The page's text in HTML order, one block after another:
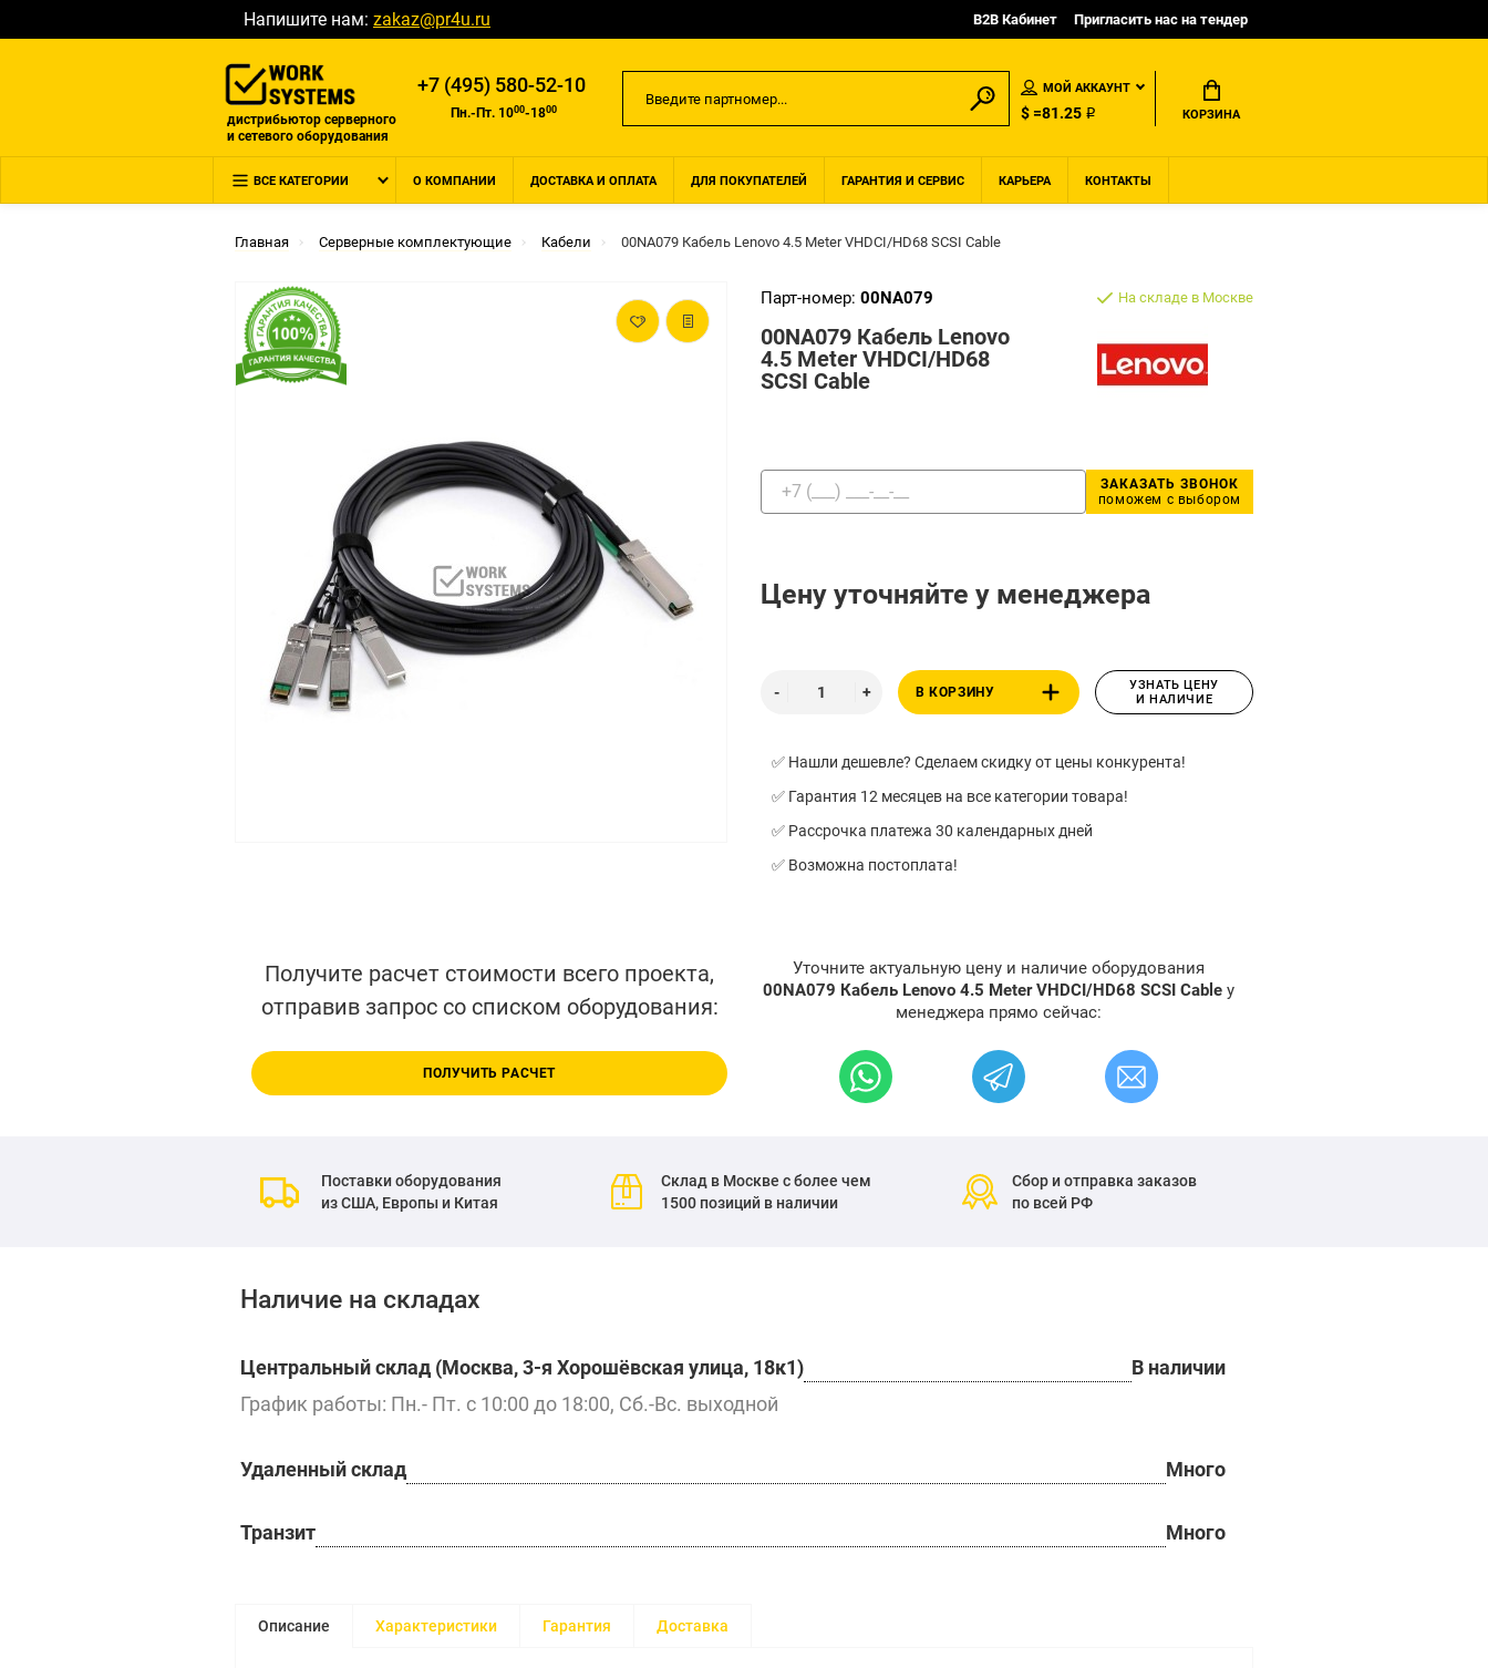
Напишите нам: zakaz@pr4u.ru B2B Кабинет Пригласить нас на тендер
дистрибьютор серверного
и сетевого оборудования
+7 (495) 580-52-10
Пн.-Пт. 1000-1800
МОЙ АККАУНТ
$ =81.25 ₽ КОРЗИНА
ВСЕ КАТЕГОРИИ О КОМПАНИИ ДОСТАВКА И ОПЛАТА ДЛЯ ПОКУПАТЕЛЕЙ ГАРАНТИЯ И СЕРВИС КАРЬЕРА КОНТАКТЫ
Главная Серверные комплектующие Кабели 00NA079 Кабель Lenovo 4.5 Meter VHDCI/HD68 SCSI Cable
Парт-номер: 00NA079
00NA079 Кабель Lenovo
4.5 Meter VHDCI/HD68
SCSI Cable
На складе в Москве
ЗАКАЗАТЬ ЗВОНОК
поможем с выбором
Цену уточняйте у менеджера
В КОРЗИНУ
УЗНАТЬ ЦЕНУ
И НАЛИЧИЕ
✅ Нашли дешевле? Сделаем скидку от цены конкурента!
✅ Гарантия 12 месяцев на все категории товара!
✅ Рассрочка платежа 30 календарных дней
✅ Возможна постоплата!
Получите расчет стоимости всего проекта,
отправив запрос со списком оборудования:
ПОЛУЧИТЬ РАСЧЕТ
Уточните актуальную цену и наличие оборудования
00NA079 Кабель Lenovo 4.5 Meter VHDCI/HD68 SCSI Cable у
менеджера прямо сейчас:
Поставки оборудования
из США, Европы и Китая
Склад в Москве с более чем
1500 позиций в наличии
Сбор и отправка заказов
по всей РФ
Наличие на складах
Центральный склад (Москва, 3-я Хорошёвская улица, 18к1)
В наличии
График работы: Пн.- Пт. с 10:00 до 18:00, Сб.-Вс. выходной
Удаленный склад Много
Транзит Много
Описание Характеристики Гарантия Доставка